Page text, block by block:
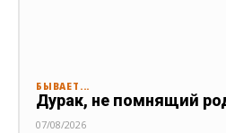
БЫВАЕТ...
Дурак, не помнящий
07/08/2026